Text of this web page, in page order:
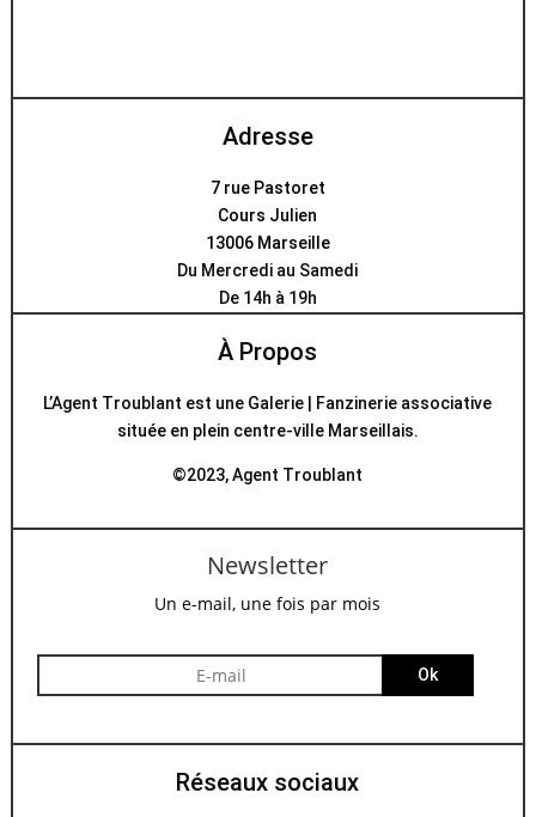
Adresse
7 rue Pastoret
Cours Julien
13006 Marseille
Du Mercredi au Samedi
De 14h à 19h
À Propos
L’Agent Troublant est une Galerie | Fanzinerie associative
située en plein centre-ville Marseillais.
©2023, Agent Troublant
Newsletter
Un e-mail, une fois par mois
Ok
Réseaux sociaux